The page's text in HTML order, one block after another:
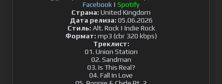
Facebook | Spotify
Страна: United Kingdom
Дата релиза: 05.06.2026
Стиль: Alt. Rock | Indie Rock
Формат: mp3 (cbr 320 kbps)
Треклист:
01. Union Station
02. Sandman
03. Is This Real?
04. Fall In Love